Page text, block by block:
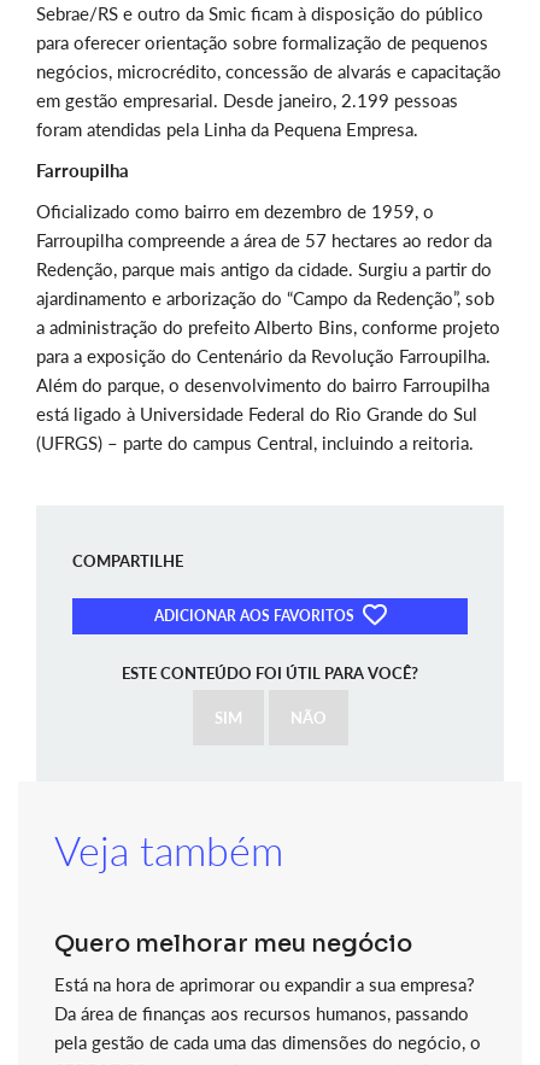
Sebrae/RS e outro da Smic ficam à disposição do público
para oferecer orientação sobre formalização de pequenos
negócios, microcrédito, concessão de alvarás e capacitação
em gestão empresarial. Desde janeiro, 2.199 pessoas
foram atendidas pela Linha da Pequena Empresa.
Farroupilha
Oficializado como bairro em dezembro de 1959, o
Farroupilha compreende a área de 57 hectares ao redor da
Redenção, parque mais antigo da cidade. Surgiu a partir do
ajardinamento e arborização do “Campo da Redenção”, sob
a administração do prefeito Alberto Bins, conforme projeto
para a exposição do Centenário da Revolução Farroupilha.
Além do parque, o desenvolvimento do bairro Farroupilha
está ligado à Universidade Federal do Rio Grande do Sul
(UFRGS) – parte do campus Central, incluindo a reitoria.
COMPARTILHE
ADICIONAR AOS FAVORITOS
ESTE CONTEÚDO FOI ÚTIL PARA VOCÊ?
SIM NÃO
Veja também
Quero melhorar meu negócio
Está na hora de aprimorar ou expandir a sua empresa?
Da área de finanças aos recursos humanos, passando
pela gestão de cada uma das dimensões do negócio, o